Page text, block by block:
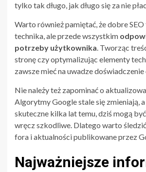
tylko tak długo, jak długo się za nie
Warto również pamiętać, że dobre
technika, ale przede wszystkim
potrzeby użytkownika. Tworząc
stronę czy optymalizując elementy
zawsze mieć na uwadze
Nie należy też zapominać o
Algorytmy Google stale się zmieniają, a
skuteczne kilka lat temu, dziś mogą
wręcz szkodliwe. Dlatego warto
fora i aktualności publikowane przez
Najważniejsze